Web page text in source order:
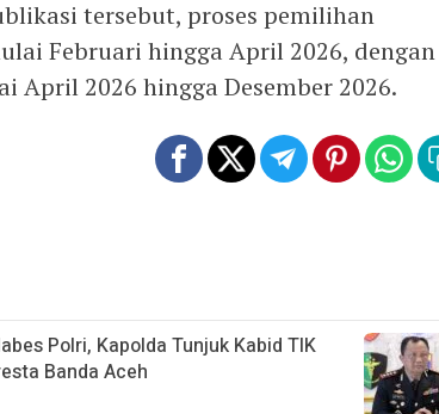
tersebut, proses pemilihan
Februari hingga April 2026, dengan
April 2026 hingga Desember 2026.
Polri, Kapolda Tunjuk Kabid TIK
Banda Aceh